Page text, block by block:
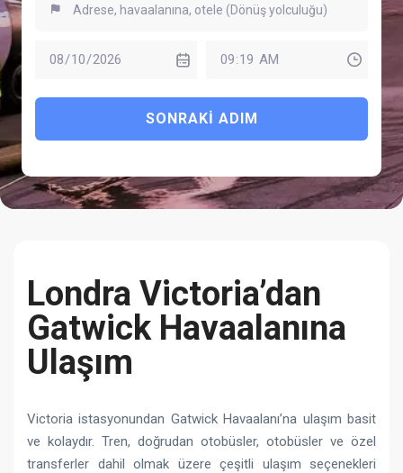
SONRAKI ADIM
Londra Victoria’dan
Gatwick Havaalanına
Ulaşım
Victoria istasyonundan Gatwick Havaalanı’na ulaşım basit
ve kolaydır. Tren, doğrudan otobüsler, otobüsler ve özel
transferler dahil olmak üzere çeşitli ulaşım seçenekleri